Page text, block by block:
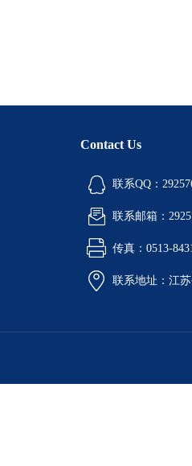
Contact Us
联系QQ：
联系邮箱：
传真：0513-
联系地址：江